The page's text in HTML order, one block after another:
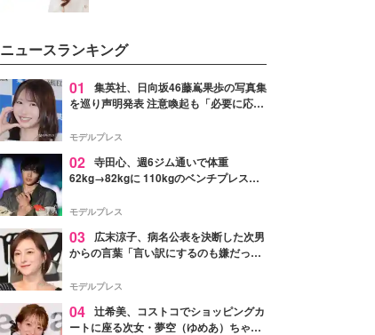
ニュースランキング
01
集英社、日向坂46藤嶌果歩の写真集
を巡り声明発表 注意喚起も「必要に応じ
モデルプレス
02 寺田心、週6ジム通いで体重
62kg→82kgに 110kgのベンチプレス持
「かっこいい」と反響
モデルプレス
03
広末涼子、病名公表を決断した次男
からの言葉「言い訳にするのも嫌だっ
モデルプレス
04 辻希美、コストコでショッピングカ
ートに座る次女・夢空（ゆめあ）ちゃん